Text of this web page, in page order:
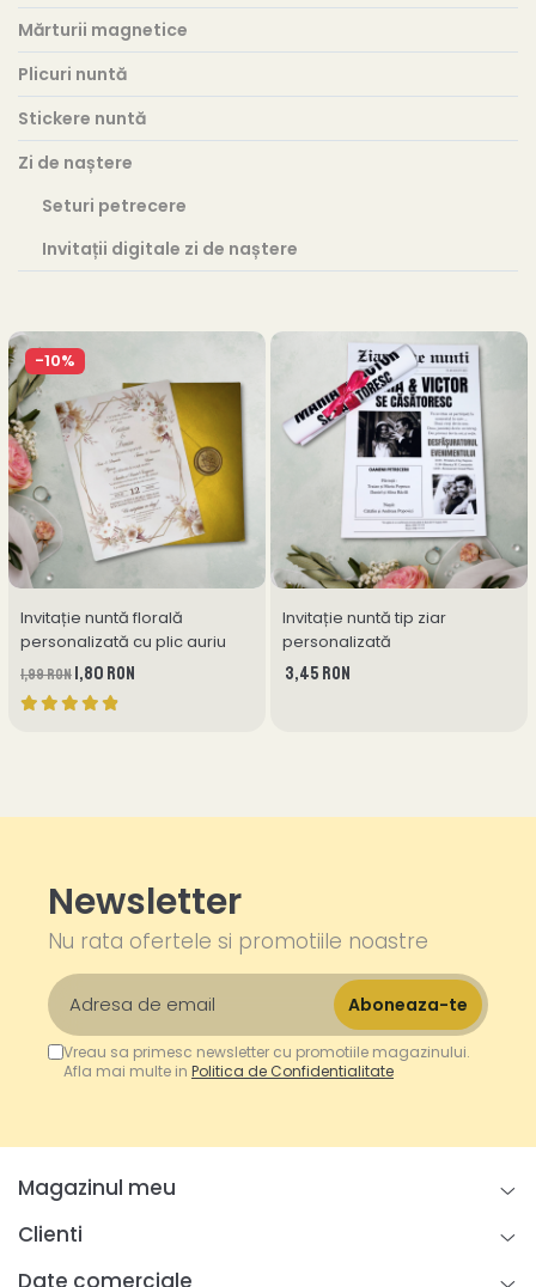
Mărturii magnetice
Plicuri nuntă
Stickere nuntă
Zi de naștere
Seturi petrecere
Invitații digitale zi de naștere
-10%
Invitație nuntă florală
personalizată cu plic auriu
1,99 RON1,80 RON
Invitație nuntă tip ziar
personalizată
3,45 RON
Newsletter
Nu rata ofertele si promotiile noastre
Vreau sa primesc newsletter cu promotiile magazinului.
Afla mai multe in Politica de Confidentialitate
Magazinul meu
Clienti